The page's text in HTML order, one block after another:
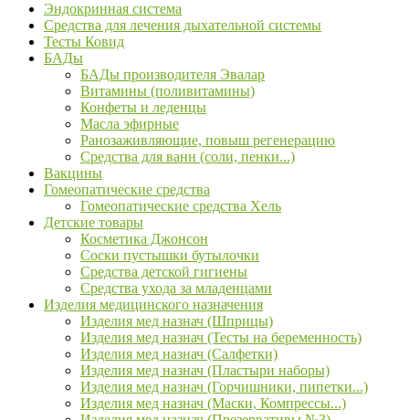
Эндокринная система
Средства для лечения дыхательной системы
Тесты Ковид
БАДы
БАДы производителя Эвалар
Витамины (поливитамины)
Конфеты и леденцы
Масла эфирные
Ранозаживляющие, повыш регенерацию
Средства для ванн (соли, пенки...)
Вакцины
Гомеопатические средства
Гомеопатические средства Хель
Детские товары
Косметика Джонсон
Соски пустышки бутылочки
Средства детской гигиены
Средства ухода за младенцами
Изделия медицинского назначения
Изделия мед назнач (Шприцы)
Изделия мед назнач (Тесты на беременность)
Изделия мед назнач (Салфетки)
Изделия мед назнач (Пластыри наборы)
Изделия мед назнач (Горчишники, пипетки...)
Изделия мед назнач (Маски, Компрессы...)